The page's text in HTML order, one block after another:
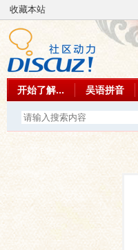
收藏本站
开始了解... 吴语拼音